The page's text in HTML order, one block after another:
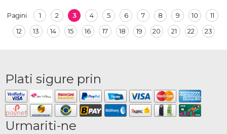
Pagini 1 2 3 4 5 6 7 8 9 10
11
12
13 14 15 16 17 18 19 20 21 22 23
Plati sigure prin
Urmariti-ne